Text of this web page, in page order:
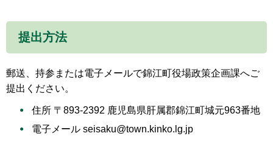
提出方法
郵送、持参または電子メールで錦江町役場政策企画課へご
提出ください。
住所 〒893-2392 鹿児島県肝属郡錦江町城元963番地
電子メール seisaku@town.kinko.lg.jp